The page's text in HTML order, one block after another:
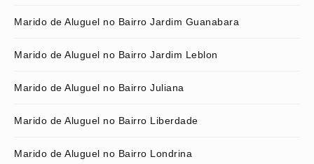
Marido de Aluguel no Bairro Jardim Guanabara
Marido de Aluguel no Bairro Jardim Leblon
Marido de Aluguel no Bairro Juliana
Marido de Aluguel no Bairro Liberdade
Marido de Aluguel no Bairro Londrina